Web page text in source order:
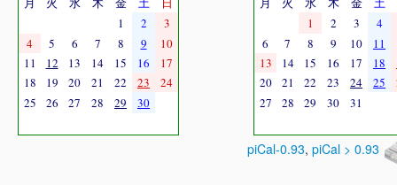
1
2
3
4
5 6 7 8 9
10
11
12 13 14 15 16
17
18
19 20 21 22 23
24
25
26 27 28 29 30
1
2 3
4
6
7 8 9 10 11
13
14 15 16 17 18
20
21 22 23 24 25
27
28 29 30 31
piCal-0.93, piCal > 0.93